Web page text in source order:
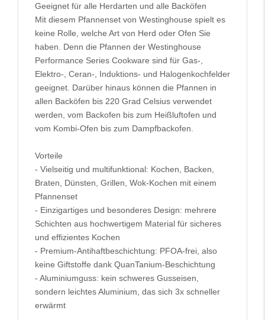
Geeignet für alle Herdarten und alle Backöfen
Mit diesem Pfannenset von Westinghouse spielt es
keine Rolle, welche Art von Herd oder Ofen Sie
haben. Denn die Pfannen der Westinghouse
Performance Series Cookware sind für Gas-,
Elektro-, Ceran-, Induktions- und Halogenkochfelder
geeignet. Darüber hinaus können die Pfannen in
allen Backöfen bis 220 Grad Celsius verwendet
werden, vom Backofen bis zum Heißluftofen und
vom Kombi-Ofen bis zum Dampfbackofen.
Vorteile
- Vielseitig und multifunktional: Kochen, Backen,
Braten, Dünsten, Grillen, Wok-Kochen mit einem
Pfannenset
- Einzigartiges und besonderes Design: mehrere
Schichten aus hochwertigem Material für sicheres
und effizientes Kochen
- Premium-Antihaftbeschichtung: PFOA-frei, also
keine Giftstoffe dank QuanTanium-Beschichtung
- Aluminiumguss: kein schweres Gusseisen,
sondern leichtes Aluminium, das sich 3x schneller
erwärmt